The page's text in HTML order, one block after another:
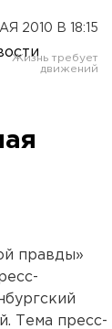
2010 В 18:15
правды»
Тема пресс-